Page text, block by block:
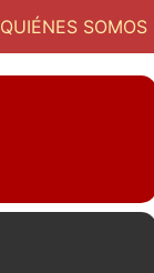
QUIÉNES SOMOS